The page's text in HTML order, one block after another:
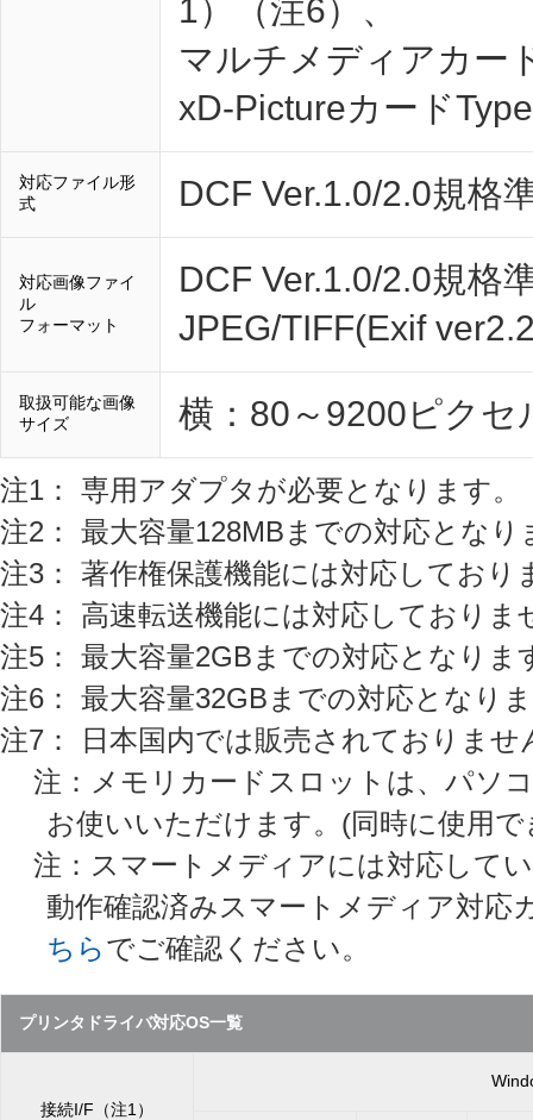
1）（注6）、
マルチメディアカー
xD-Pictureカード
対応ファイル形
式
DCF Ver.1.0/2.0規格
対応画像ファイ
ル
フォーマット
DCF Ver.1.0/2.0規格
JPEG/TIFF(Exif
取扱可能な画像
サイズ
横：80～9200ピク
注1： 専用アダプタが必要となります。
注2： 最大容量128MBまでの対応となり
注3： 著作権保護機能には対応しており
注4： 高速転送機能には対応しておりま
注5： 最大容量2GBまでの対応となりま
注6： 最大容量32GBまでの対応となり
注7： 日本国内では販売されておりませ
注：メモリカードスロットは、パソ
お使いいただけます。(同時に使用
注：スマートメディアには対応して
動作確認済みスマートメディア対
ちらでご確認ください。
プリンタドライバ対応OS一覧
接続I/F（注1）